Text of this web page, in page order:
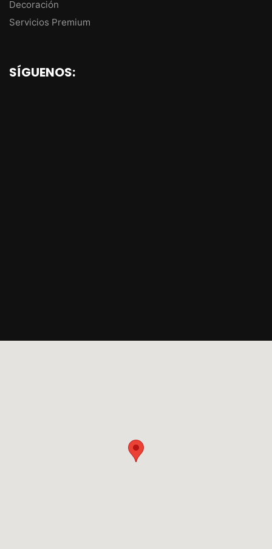
Decoración
Servicios Premium
SÍGUENOS: